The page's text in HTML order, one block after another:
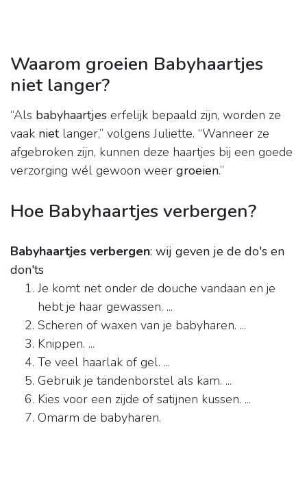
Waarom groeien Babyhaartjes
niet langer?
“Als babyhaartjes erfelijk bepaald zijn, worden ze
vaak nietlanger,” volgens Juliette. “Wanneer ze
afgebroken zijn, kunnen deze haartjes bij een goede
verzorging wél gewoon weer groeien.”
Hoe Babyhaartjes verbergen?
Babyhaartjes verbergen: wij geven je de do's en
don'ts
Je komt net onder de douche vandaan en je
hebt je haar gewassen. ...
Scheren of waxen van je babyharen. ...
Knippen. ...
Te veel haarlak of gel. ...
Gebruik je tandenborstel als kam. ...
Kies voor een zijde of satijnen kussen. ...
Omarm de babyharen.